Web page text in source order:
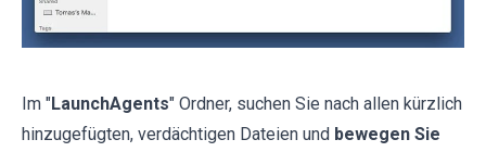
Im "LaunchAgents" Ordner, suchen Sie nach allen kürzlich
hinzugefügten, verdächtigen Dateien und bewegen Sie